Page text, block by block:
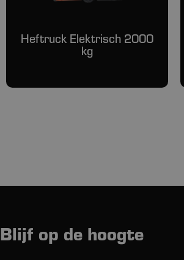
Heftruck Elektrisch 2000
kg
Blijf op de hoogte